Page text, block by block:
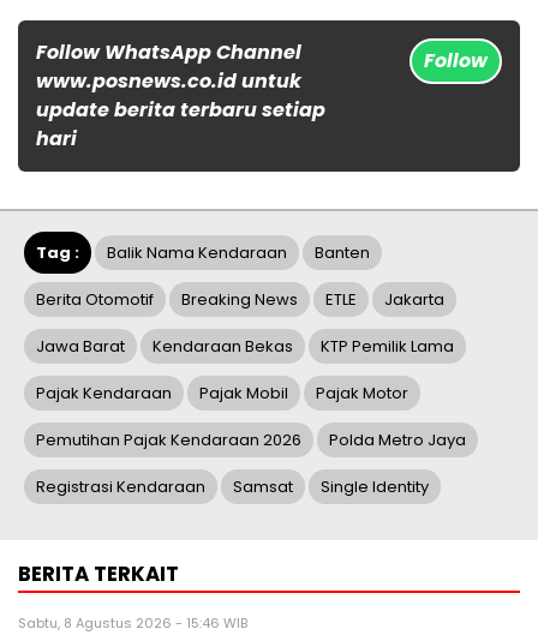
Follow WhatsApp Channel
www.posnews.co.id untuk
update berita terbaru setiap
hari
Follow
Tag : Balik Nama Kendaraan Banten
Berita Otomotif Breaking News ETLE Jakarta
Jawa Barat Kendaraan Bekas KTP Pemilik Lama
Pajak Kendaraan Pajak Mobil Pajak Motor
Pemutihan Pajak Kendaraan 2026 Polda Metro Jaya
Registrasi Kendaraan Samsat Single Identity
BERITA TERKAIT
Sabtu, 8 Agustus 2026 - 15:46 WIB